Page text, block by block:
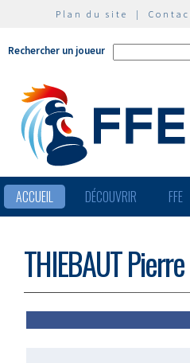
Plan du site |
Rechercher un joueur
ACCUEIL DÉCOUVRIR FFE
THIEBAUT Pierre